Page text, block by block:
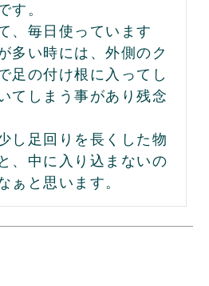
す。
、毎日使っています
多い時には、外側のク
足の付け根に入ってし
てしまう事があり残念
し足回りを長くした物
、中に入り込まないの
ぁと思います。